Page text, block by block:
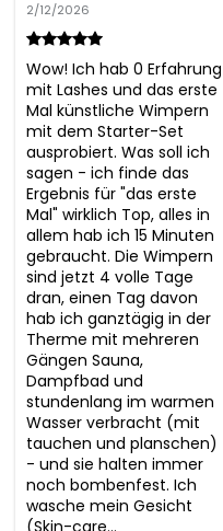
2/12/2026
Wow! Ich hab 0 Erfahrung
mit Lashes und das erste
Mal künstliche Wimpern
mit dem Starter-Set
ausprobiert. Was soll ich
sagen - ich finde das
Ergebnis für "das erste
Mal" wirklich Top, alles in
allem hab ich 15 Minuten
gebraucht. Die Wimpern
sind jetzt 4 volle Tage
dran, einen Tag davon
hab ich ganztägig in der
Therme mit mehreren
Gängen Sauna,
Dampfbad und
stundenlang im warmen
Wasser verbracht (mit
tauchen und planschen)
- und sie halten immer
noch bombenfest. Ich
wasche mein Gesicht